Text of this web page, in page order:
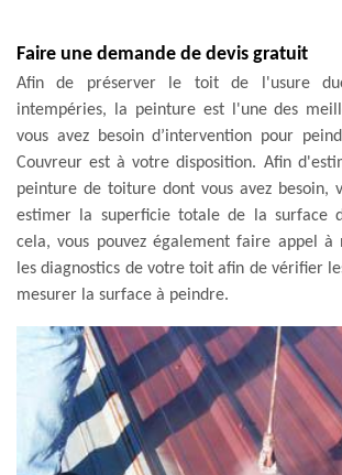
Faire une demande de devis gratuit
Afin de préserver le toit de l'usure
intempéries, la peinture est l'une des
vous avez besoin d’intervention pour
Couvreur est à votre disposition. Afin
peinture de toiture dont vous avez besoin,
estimer la superficie totale de la surface
cela, vous pouvez également faire appel à
les diagnostics de votre toit afin de vérifier
mesurer la surface à peindre.